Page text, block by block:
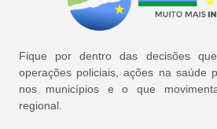
Fique por dentro das decisões
operações policiais, ações na saúde
nos municípios e o que
regional.